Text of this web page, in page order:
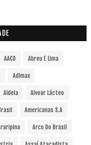
AACD Abreu E Lima
Adimax
Aldeia Alvoar Lácteo
Americanas S.A
Arco Do Brasil